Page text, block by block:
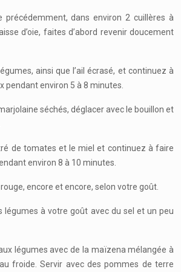
précédemment, dans environ 2 cuillères à
d’oie, faites d’abord revenir doucement
ainsi que l’ail écrasé, et continuez à
pendant environ 5 à 8 minutes.
séchés, déglacer avec le bouillon et
de tomates et le miel et continuez à faire
environ 8 à 10 minutes.
encore et encore, selon votre goût.
légumes à votre goût avec du sel et un peu
légumes avec de la maïzena mélangée à
froide. Servir avec des pommes de terre